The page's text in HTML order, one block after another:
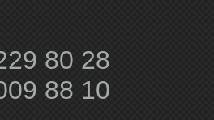
80 28
88 10